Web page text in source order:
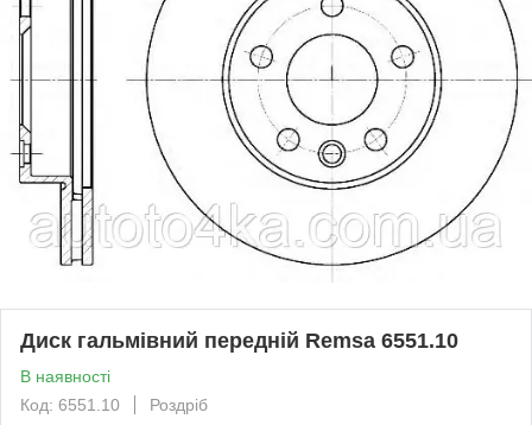
Диск гальмівний передній Remsa 6551.10
В наявності
Код: 6551.10
Роздріб